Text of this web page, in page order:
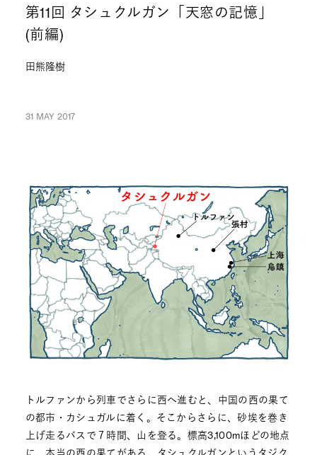
第11回 タシュクルガン「天窓の記憶」
(前編)
田熊隆樹
31 MAY 2017
トルファンから列車でさらに西へ進むと、中国の西の果て
の都市・カシュガルに着く。そこからさらに、砂埃を巻き
上げ走るバスで７時間、山を登る。標高3,100mほどの地点